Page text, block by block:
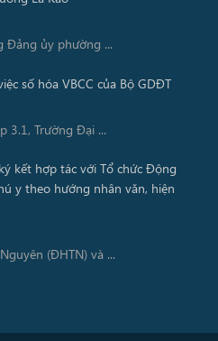
Đảng ủy phường ...
3.1, Trường Đại ...
(ĐHTN) và ...